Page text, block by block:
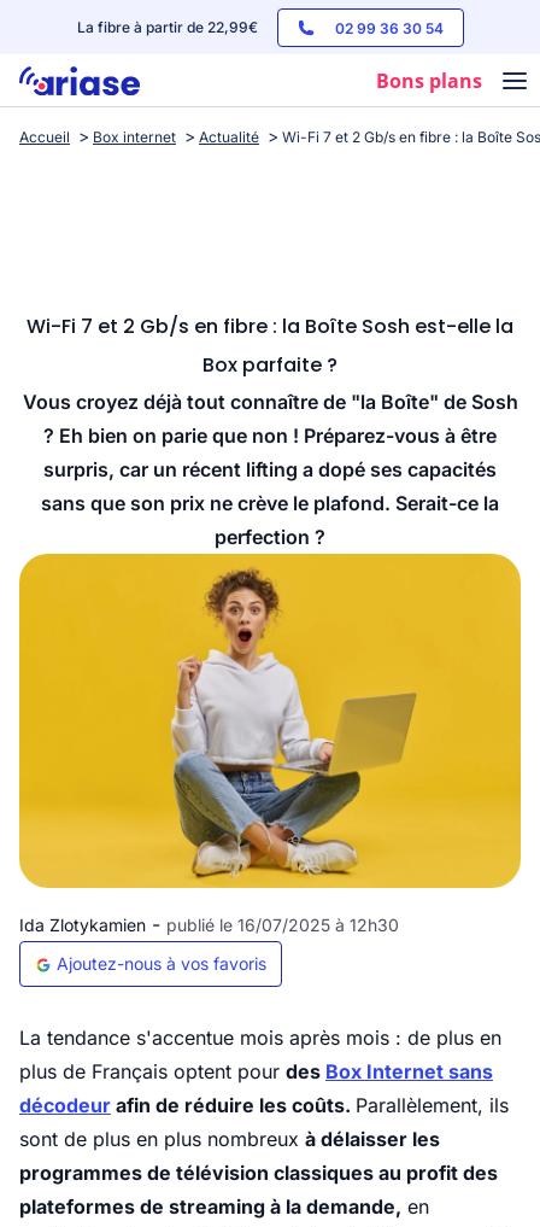
La fibre à partir de 22,99€ 02 99 36 30 54
Bons plans
Box internet
Streaming
Accueil Box internet Actualité Wi-Fi 7 et 2 Gb/s en fibre : la Boîte
Wi-Fi 7 et 2 Gb/s en fibre : la Boîte Sosh est-elle la
Box parfaite ?
Vous croyez déjà tout connaître de "la Boîte" de Sosh
? Eh bien on parie que non ! Préparez-vous à être
surpris, car un récent lifting a dopé ses capacités
sans que son prix ne crève le plafond. Serait-ce la
perfection ?
Ida Zlotykamien - publié le 16/07/2025 à 12h30
Ajoutez-nous à vos favoris
La tendance s'accentue mois après mois : de plus en
plus de Français optent pour des Box Internet sans
décodeur afin de réduire les coûts. Parallèlement, ils
sont de plus en plus nombreux à délaisser les
programmes de télévision classiques au profit des
plateformes de streaming à la demande, en